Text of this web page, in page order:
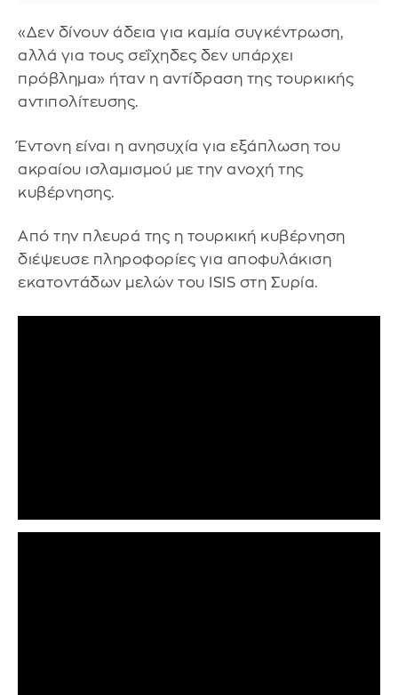
«Δεν δίνουν άδεια για καμία συγκέντρωση,
αλλά για τους σεΐχηδες δεν υπάρχει
πρόβλημα» ήταν η αντίδραση της τουρκικής
αντιπολίτευσης.
Έντονη είναι η ανησυχία για εξάπλωση του
ακραίου ισλαμισμού με την ανοχή της
κυβέρνησης.
Από την πλευρά της η τουρκική κυβέρνηση
διέψευσε πληροφορίες για αποφυλάκιση
εκατοντάδων μελών του ISIS στη Συρία.